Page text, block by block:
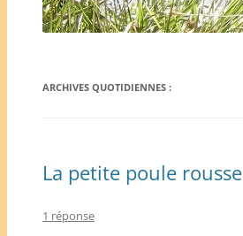
ARCHIVES QUOTIDIENNES :
La petite poule rousse
1 réponse